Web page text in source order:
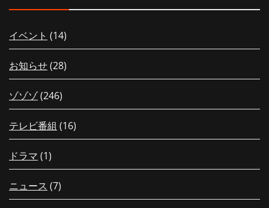
イベント (14)
お知らせ(28)
ゾゾゾ(246)
テレビ番組 (16)
ドラマ (1)
ニュース (7)